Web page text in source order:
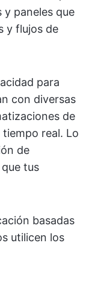
y paneles que
y flujos de
para
con diversas
de
real. Lo
de
tus
basadas
utilicen los